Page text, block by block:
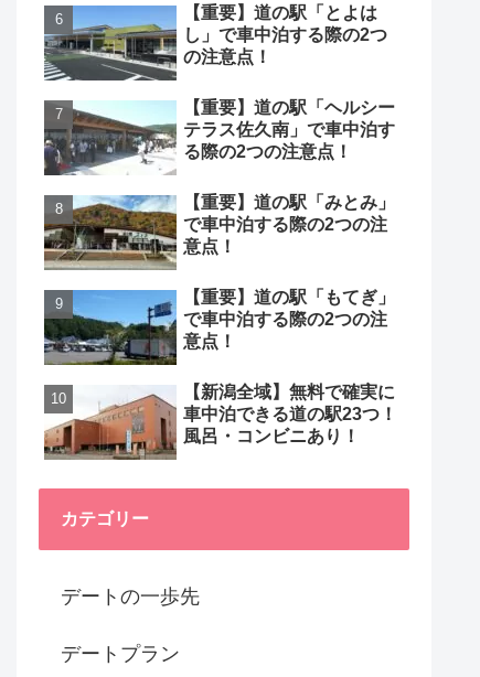
【重要】道の駅「とよは
し」で車中泊する際の2つ
の注意点！
【重要】道の駅「ヘルシー
テラス佐久南」で車中泊す
る際の2つの注意点！
【重要】道の駅「みとみ」
で車中泊する際の2つの注
意点！
【重要】道の駅「もてぎ」
で車中泊する際の2つの注
意点！
【新潟全域】無料で確実に
車中泊できる道の駅23つ！
風呂・コンビニあり！
カテゴリー
デートの一歩先
デートプラン